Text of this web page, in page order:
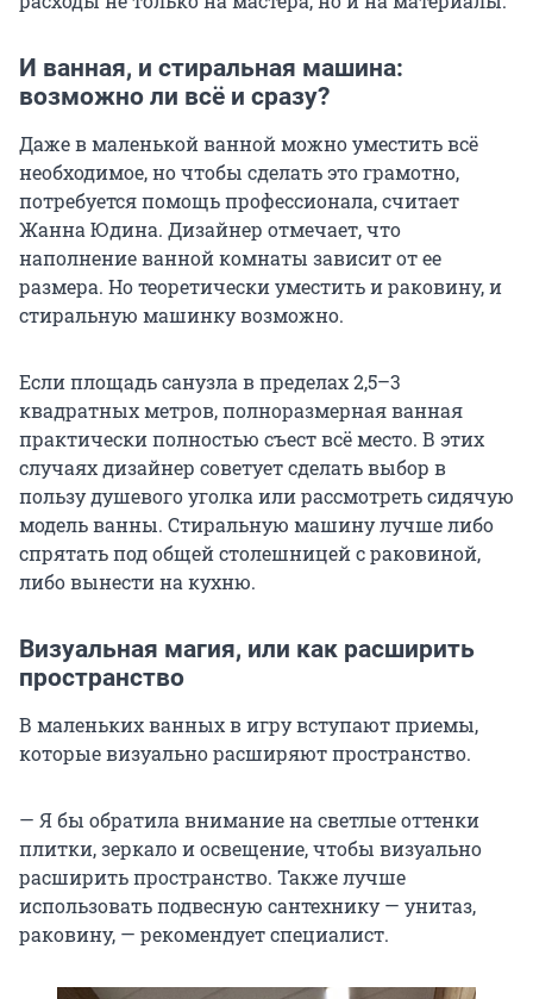
И ванная, и стиральная машина:
возможно ли всё и сразу?
Даже в маленькой ванной можно уместить всё
необходимое, но чтобы сделать это грамотно,
потребуется помощь профессионала, считает
Жанна Юдина. Дизайнер отмечает, что
наполнение ванной комнаты зависит от ее
размера. Но теоретически уместить и раковину, и
стиральную машинку возможно.
Если площадь санузла в пределах 2,5–3
квадратных метров, полноразмерная ванная
практически полностью съест всё место. В этих
случаях дизайнер советует сделать выбор в
пользу душевого уголка или рассмотреть сидячую
модель ванны. Стиральную машину лучше либо
спрятать под общей столешницей с раковиной,
либо вынести на кухню.
Визуальная магия, или как расширить
пространство
В маленьких ванных в игру вступают приемы,
которые визуально расширяют пространство.
— Я бы обратила внимание на светлые оттенки
плитки, зеркало и освещение, чтобы визуально
расширить пространство. Также лучше
использовать подвесную сантехнику — унитаз,
раковину, — рекомендует специалист.